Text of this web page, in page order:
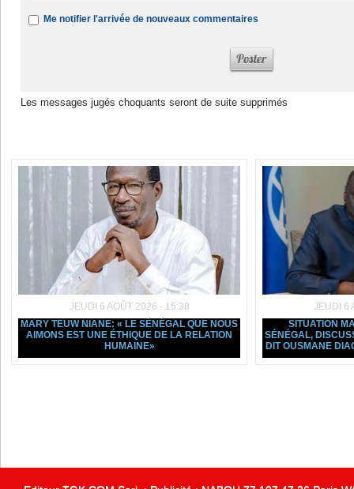
Me notifier l'arrivée de nouveaux commentaires
Les messages jugés choquants seront de suite supprimés
JEUDI 6 AOÛT 2026 - 15:38
MARY TEUW NIANE: « LE SÉNÉGAL QUE NOUS
AIMONS EST UNE ÉTHIQUE DE LA RELATION
HUMAINE»
JEUDI 6
SITUATION
SÉNÉGAL,
DIT OUSMANE